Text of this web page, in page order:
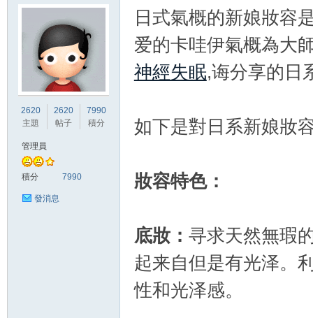
2620
主題
2620
帖子
7990
積分
管理員
積分 7990
發消息
日式氣概的新娘妝容
爱的卡哇伊氣概為大
神經失眠,诲分享的日
如下是對日系新娘妝
妝容特色：
底妝： 寻求天然無瑕
起来自但是有光泽。
性和光泽感。